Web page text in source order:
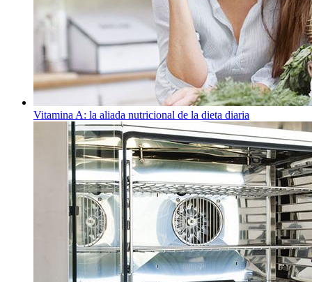
Vitamina A: la aliada nutricional de la dieta diaria